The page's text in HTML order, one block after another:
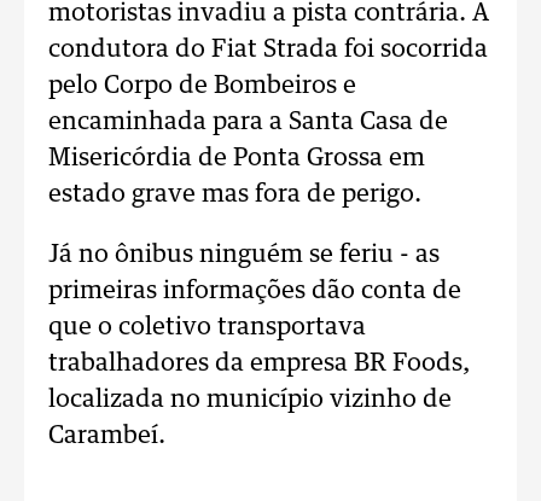
motoristas invadiu a pista contrária. A
condutora do Fiat Strada foi socorrida
pelo Corpo de Bombeiros e
encaminhada para a Santa Casa de
Misericórdia de Ponta Grossa em
estado grave mas fora de perigo.
Já no ônibus ninguém se feriu - as
primeiras informações dão conta de
que o coletivo transportava
trabalhadores da empresa BR Foods,
localizada no município vizinho de
Carambeí.